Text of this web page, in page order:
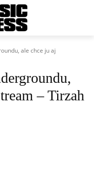
ale chce ju aj
– Tirzah